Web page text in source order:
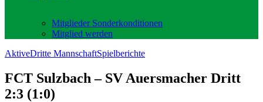
Mitglieder Sonderkonditionen
Mitglied werden
AktiveDritte MannschaftSpielberichte
FCT Sulzbach – SV Auersmacher Dritt
2:3 (1:0)